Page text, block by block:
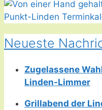
Neueste
Zugelassene
Linden-Limmer
Grillabend der